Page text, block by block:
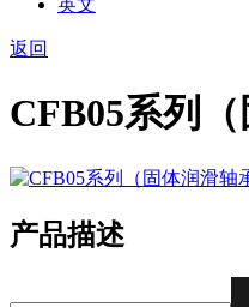
返回
CFB05系列（
产品描述